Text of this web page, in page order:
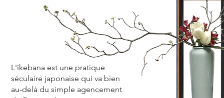
L'ikebana est une pratique
séculaire japonaise qui va bien
au-delà du simple agencement